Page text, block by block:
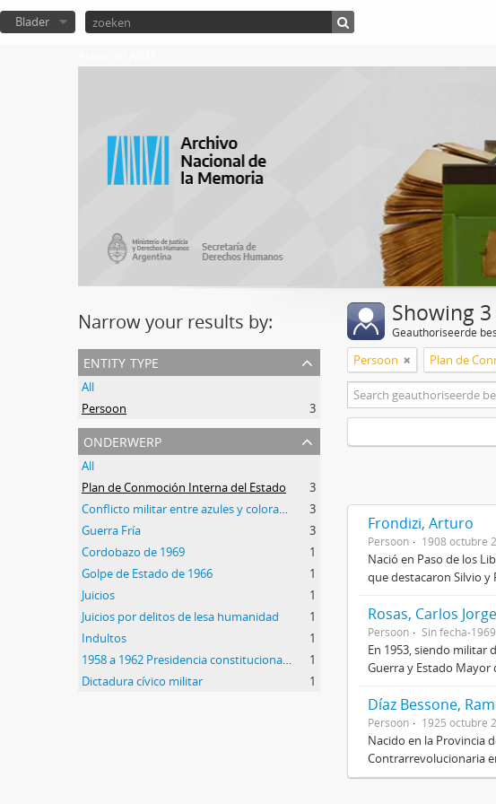
Blader
Narrow your results by:
entity type
All
Persoon
3
onderwerp
All
Plan de Conmoción Interna del Estado
3
3
Guerra Fría
3
Cordobazo de 1969
1
Golpe de Estado de 1966
1
Juicios
1
Juicios por delitos de lesa humanidad
1
Indultos
1
1
Dictadura cívico militar
1
Showing
Geauthoriseerde
Persoon Plan de
Frondizi, Arturo
Persoon 1908 octubre
Nació en Paso de los
que destacaron Silvio
Rosas, Carlos Jorge
Persoon Sin fecha-
En 1953, siendo militar
Guerra y Estado
Díaz Bessone,
Persoon 1925 octubre
Nacido en la Provincia
Contrarrevolucionaria